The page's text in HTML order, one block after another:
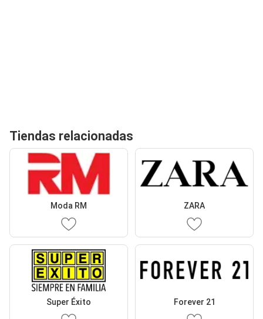
Tiendas relacionadas
Moda RM ZARA
Super Éxito Forever 21